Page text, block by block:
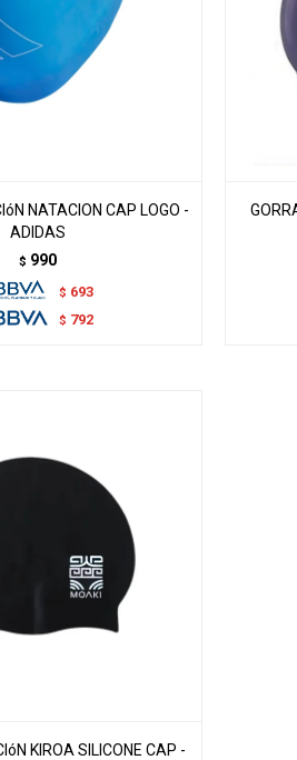
NATACION CAP LOGO -
ADIDAS
$ 990
$ 693
$ 792
KIROA SILICONE CAP -